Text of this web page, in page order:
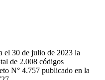
el 30 de julio de 2023 la
de 2.008 códigos
N° 4.757 publicado en la